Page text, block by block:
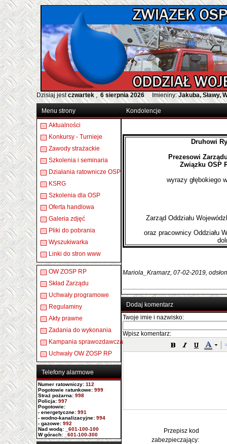
Dzisiaj jestczwartek,6 sierpnia 2026 Imieniny: Jakuba, Sławy,
Menu strony
Aktualności
Konkursy - Turnieje
Zawody strażackie
Szkolenia i seminaria
Działania ratownicze OSP
KSRG
Szkolenia dla OSP
Oferta handlowa
Galeria zdjęć
Pliki do pobrania
Wyszukiwarka
Linki do stron www
OW ZOSP RP
Skład Zarządu
Uchwały programowe
Regulaminy
Akty prawne
Zadania do wykonania
Kampania sprawozdawcza
Uchwały OW ZOSP RP
Telefony alarmowe
Numer ratowniczy: 112
Pogotowie ratunkowe: 999
Straż pożarna: 998
Policja: 997
Pogotowie:
- energetyczne: 991
- wodno-kanalizacyjne: 994
- gazowe: 992
Nad wodą: _601-100-100
W górach: _601-100-300
Kondolencje
Druhowi
Prezesowi
Związku OSP
wyrazy głębokiego
Zarząd Oddziału
oraz pracownicy Oddziału
Mariola_Kramarz, 07-02-2019,
Dodaj komentarz
Twoje imie i nazwisko:
Wpisz komentarz:
Przepisz kod
zabezpieczający: